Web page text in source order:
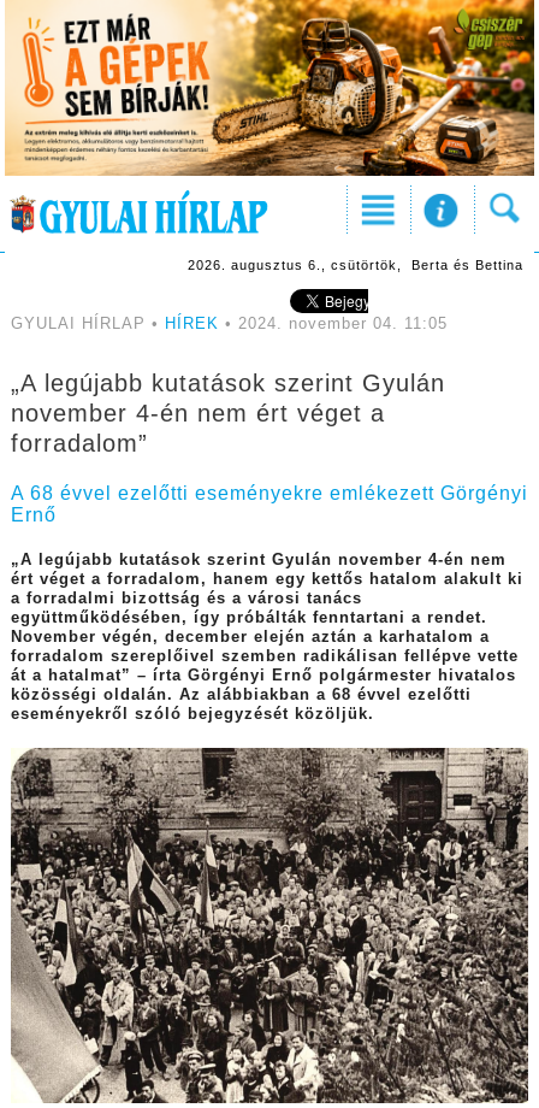
2026. augusztus 6., csütörtök, Berta és Bettina
GYULAI HÍRLAP • HÍREK • 2024. november 04. 11:05
„A legújabb kutatások szerint Gyulán
november 4-én nem ért véget a
forradalom”
A 68 évvel ezelőtti eseményekre emlékezett Görgényi
Ernő
„A legújabb kutatások szerint Gyulán november 4-én nem
ért véget a forradalom, hanem egy kettős hatalom alakult ki
a forradalmi bizottság és a városi tanács
együttműködésében, így próbálták fenntartani a rendet.
November végén, december elején aztán a karhatalom a
forradalom szereplőivel szemben radikálisan fellépve vette
át a hatalmat” – írta Görgényi Ernő polgármester hivatalos
közösségi oldalán. Az alábbiakban a 68 évvel ezelőtti
eseményekről szóló bejegyzését közöljük.